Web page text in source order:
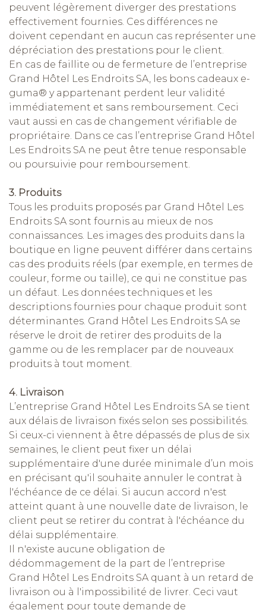
peuvent légèrement diverger des prestations
effectivement fournies. Ces différences ne
doivent cependant en aucun cas représenter une
dépréciation des prestations pour le client.
En cas de faillite ou de fermeture de l’entreprise
Grand Hôtel Les Endroits SA, les bons cadeaux e-
guma® y appartenant perdent leur validité
immédiatement et sans remboursement. Ceci
vaut aussi en cas de changement vérifiable de
propriétaire. Dans ce cas l’entreprise Grand Hôtel
Les Endroits SA ne peut être tenue responsable
ou poursuivie pour remboursement.
3. Produits
Tous les produits proposés par Grand Hôtel Les
Endroits SA sont fournis au mieux de nos
connaissances. Les images des produits dans la
boutique en ligne peuvent différer dans certains
cas des produits réels (par exemple, en termes de
couleur, forme ou taille), ce qui ne constitue pas
un défaut. Les données techniques et les
descriptions fournies pour chaque produit sont
déterminantes. Grand Hôtel Les Endroits SA se
réserve le droit de retirer des produits de la
gamme ou de les remplacer par de nouveaux
produits à tout moment.
4. Livraison
L’entreprise Grand Hôtel Les Endroits SA se tient
aux délais de livraison fixés selon ses possibilités.
Si ceux-ci viennent à être dépassés de plus de six
semaines, le client peut fixer un délai
supplémentaire d'une durée minimale d’un mois
en précisant qu'il souhaite annuler le contrat à
l'échéance de ce délai. Si aucun accord n'est
atteint quant à une nouvelle date de livraison, le
client peut se retirer du contrat à l'échéance du
délai supplémentaire.
Il n'existe aucune obligation de
dédommagement de la part de l’entreprise
Grand Hôtel Les Endroits SA quant à un retard de
livraison ou à l'impossibilité de livrer. Ceci vaut
également pour toute demande de